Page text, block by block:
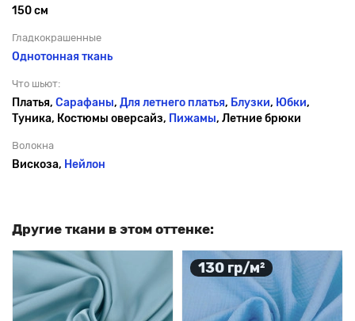
150 см
Гладкокрашенные
Однотонная ткань
Что шьют:
Платья, Сарафаны, Для летнего платья, Блузки, Юбки,
Туника, Костюмы оверсайз, Пижамы, Летние брюки
Волокна
Вискоза, Нейлон
Другие ткани в этом оттенке:
130 гр/м²